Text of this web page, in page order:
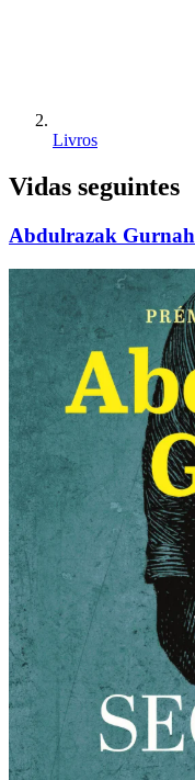
Livros
Vidas seguintes
Abdulrazak Gurnah